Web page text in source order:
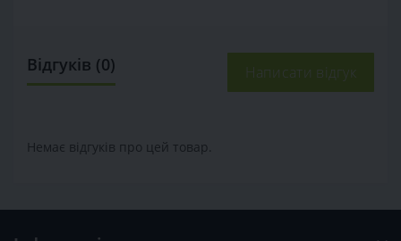
Відгуків (0) Написати відгук
Немає відгуків про цей товар.